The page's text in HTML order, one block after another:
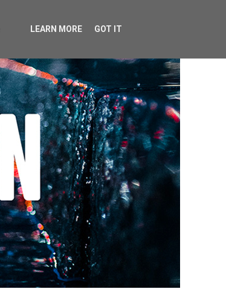
LEARN MORE GOT IT